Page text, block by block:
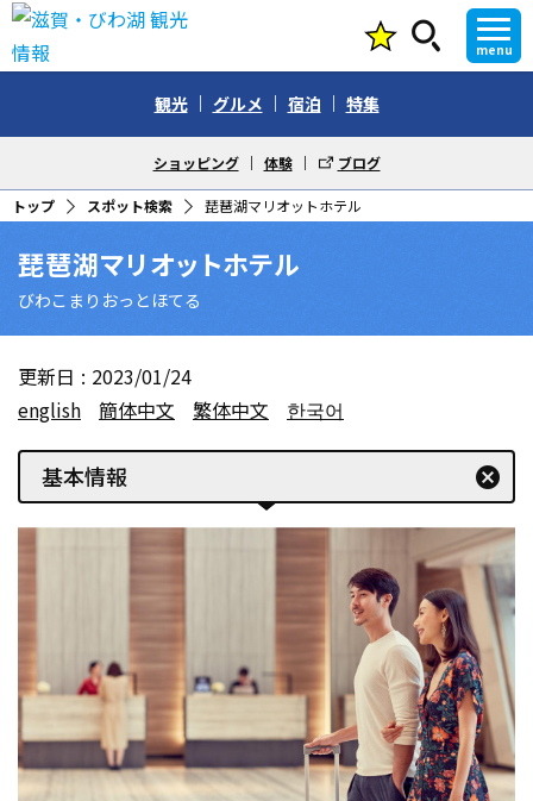
menu
観光 グルメ 宿泊 特集
ショッピング 体験 ブログ
トップ スポット検索 琵琶湖マリオットホテル
琵琶湖マリオットホテル
びわこまりおっとほてる
更新日
2023/01/24
english
簡体中文 繁体中文 한국어
基本情報 cancel